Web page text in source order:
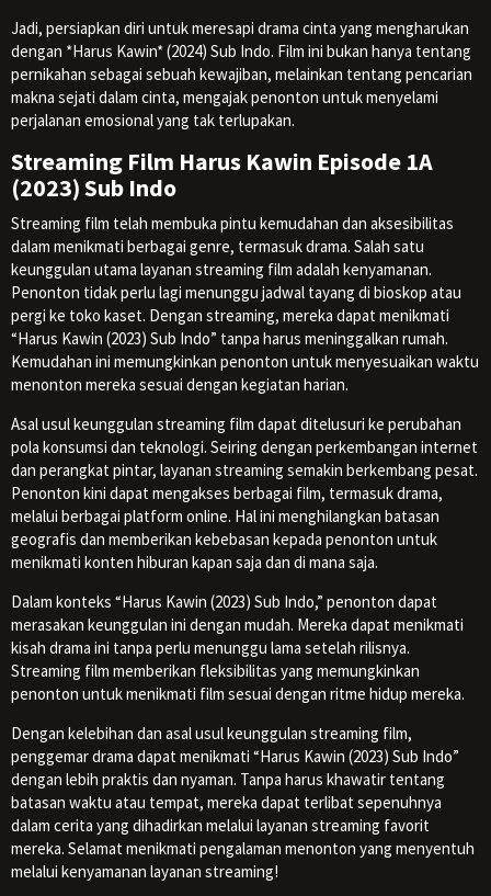
Jadi, persiapkan diri untuk meresapi drama cinta yang mengharukan
dengan *Harus Kawin* (2024) Sub Indo. Film ini bukan hanya tentang
pernikahan sebagai sebuah kewajiban, melainkan tentang pencarian
makna sejati dalam cinta, mengajak penonton untuk menyelami
perjalanan emosional yang tak terlupakan.
Streaming Film Harus Kawin Episode 1A
(2023) Sub Indo
Streaming film telah membuka pintu kemudahan dan aksesibilitas
dalam menikmati berbagai genre, termasuk drama. Salah satu
keunggulan utama layanan streaming film adalah kenyamanan.
Penonton tidak perlu lagi menunggu jadwal tayang di bioskop atau
pergi ke toko kaset. Dengan streaming, mereka dapat menikmati
“Harus Kawin (2023) Sub Indo” tanpa harus meninggalkan rumah.
Kemudahan ini memungkinkan penonton untuk menyesuaikan waktu
menonton mereka sesuai dengan kegiatan harian.
Asal usul keunggulan streaming film dapat ditelusuri ke perubahan
pola konsumsi dan teknologi. Seiring dengan perkembangan internet
dan perangkat pintar, layanan streaming semakin berkembang pesat.
Penonton kini dapat mengakses berbagai film, termasuk drama,
melalui berbagai platform online. Hal ini menghilangkan batasan
geografis dan memberikan kebebasan kepada penonton untuk
menikmati konten hiburan kapan saja dan di mana saja.
Dalam konteks “Harus Kawin (2023) Sub Indo,” penonton dapat
merasakan keunggulan ini dengan mudah. Mereka dapat menikmati
kisah drama ini tanpa perlu menunggu lama setelah rilisnya.
Streaming film memberikan fleksibilitas yang memungkinkan
penonton untuk menikmati film sesuai dengan ritme hidup mereka.
Dengan kelebihan dan asal usul keunggulan streaming film,
penggemar drama dapat menikmati “Harus Kawin (2023) Sub Indo”
dengan lebih praktis dan nyaman. Tanpa harus khawatir tentang
batasan waktu atau tempat, mereka dapat terlibat sepenuhnya
dalam cerita yang dihadirkan melalui layanan streaming favorit
mereka. Selamat menikmati pengalaman menonton yang menyentuh
melalui kenyamanan layanan streaming!